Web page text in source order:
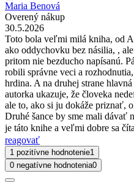
Maria Benová
Overený nákup
30.5.2026
Toto bola veľmi milá kniha, od
ako oddychovku bez násilia, ,
pritom nie bezducho napísanú.
robili správne veci a
hrdina. A na druhej strane
autorka ukazuje, že človeka
ale to, ako si ju dokáže priznať,
Druhé šance by sme mali dávať
je táto knihe a veľmi dobre sa
reagovať
1 pozitívne hodnotenie1
0 negatívne hodnotenia0